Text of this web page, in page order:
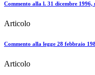
Commento alla l. 31 dicembre
Articolo
Commento alla legge 28 febbraio
Articolo